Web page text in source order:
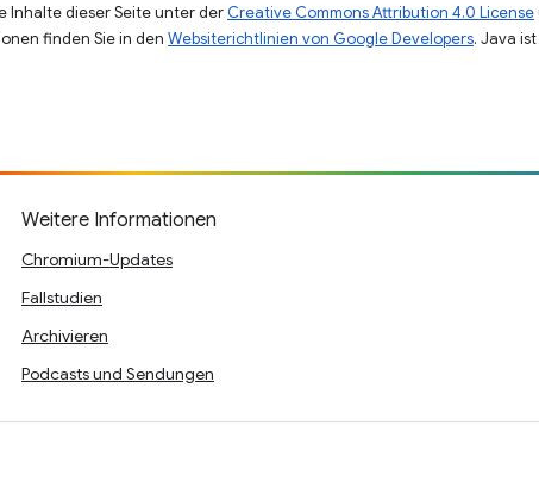
Inhalte dieser Seite unter der Creative Commons Attribution 4.0 License
finden Sie in den Websiterichtlinien von Google Developers. Java
Weitere Informationen
Chromium-Updates
Fallstudien
Archivieren
Podcasts und Sendungen